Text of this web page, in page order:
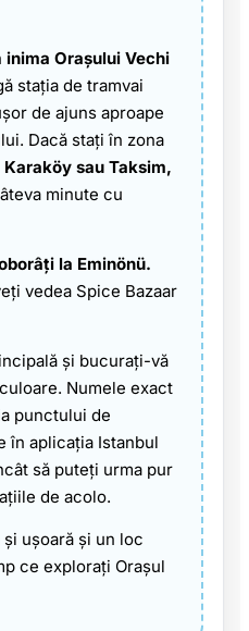
inima Orașului Vechi
stația de tramvai
de ajuns aproape
Dacă stați în zona
sau Taksim,
minute cu
la Eminönü.
vedea Spice Bazaar
și bucurați-vă
Numele exact
punctului de
în aplicația Istanbul
să puteți urma pur
de acolo.
ușoară și un loc
ce explorați Orașul